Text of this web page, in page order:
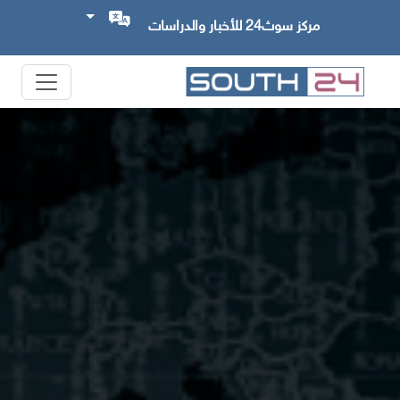
مركز سوث24 للأخبار والدراسات